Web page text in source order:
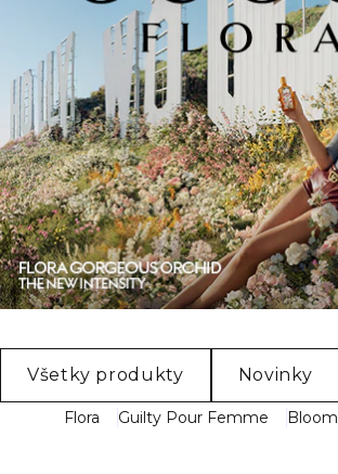
Všetky produkty Novinky
Flora Guilty Pour Femme Bloom